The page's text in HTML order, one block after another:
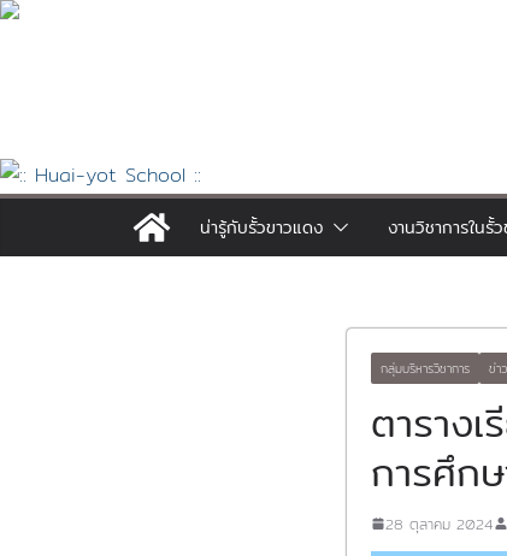
Skip
น่ารู้กับรั้วขาวแดง งานวิชาการในรั้
กลุ่มบริหารวิชาการ ข่า
ตาราง
การศึก
28 ตุลาคม 2024